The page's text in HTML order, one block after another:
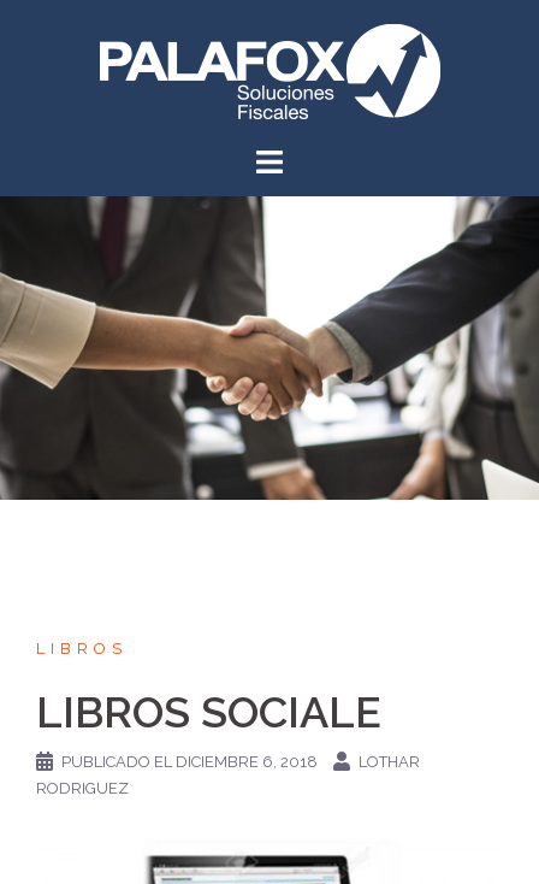
LIBROS
LIBROS SOCIALE
PUBLICADO EL DICIEMBRE 6, 2018
LOTHAR
RODRIGUEZ